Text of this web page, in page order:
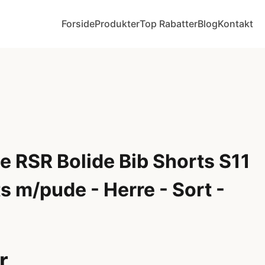
ForsideProdukterTop RabatterBlogKontakt
RSR Bolide Bib Shorts S11
m/pude - Herre - Sort -